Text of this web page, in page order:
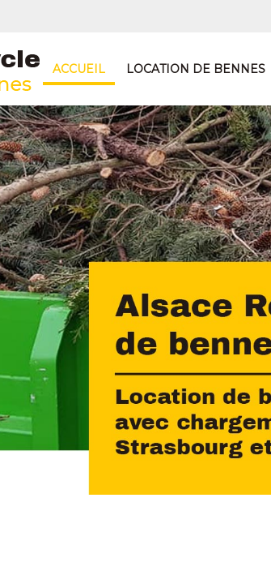
ACCUEIL LOCATION DE BENNES